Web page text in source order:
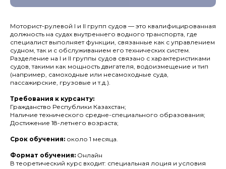
Моторист-рулевой I и II групп судов — это квалифицированная
должность на судах внутреннего водного транспорта, где
специалист выполняет функции, связанные как с управлением
судном, так и с обслуживанием его технических систем.
Разделение на I и II группы судов связано с характеристиками
судов, такими как мощность двигателя, водоизмещение и тип
(например, самоходные или несамоходные суда,
пассажирские, грузовые и т.д.).
Требования к курсанту:
Гражданство Республики Казахстан;
Наличие технического средне-специального образования;
Достижение 18-летнего возраста;
Срок обучения: около 1 месяца.
Формат обучения: Онлайн
В теоретический курс входит: специальная лоция и условия